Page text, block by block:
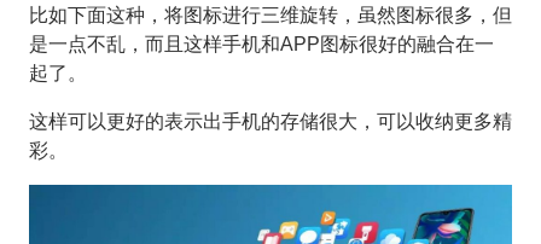
比如下面这种，将图标进行三维旋转，虽然图标很多，但
是一点不乱，而且这样手机和APP图标很好的融合在一
起了。
这样可以更好的表示出手机的存储很大，可以收纳更多精
彩。